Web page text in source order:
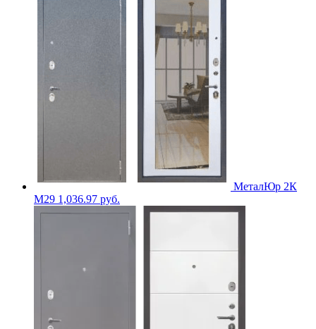
МеталЮр 2К
M29 1,036.97 руб.